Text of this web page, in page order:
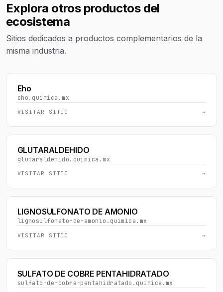
Explora otros productos del
ecosistema
Sitios dedicados a productos complementarios de la
misma industria.
Eho
eho.quimica.mx
VISITAR SITIO →
GLUTARALDEHIDO
glutaraldehido.quimica.mx
VISITAR SITIO →
LIGNOSULFONATO DE AMONIO
lignosulfonato-de-amonio.quimica.mx
VISITAR SITIO →
SULFATO DE COBRE PENTAHIDRATADO
sulfato-de-cobre-pentahidratado.quimica.mx